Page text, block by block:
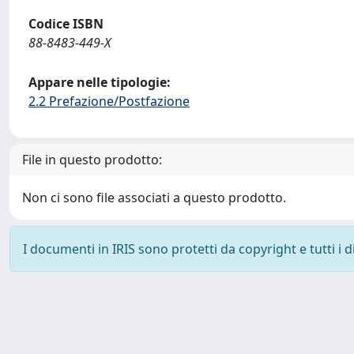
Codice ISBN
88-8483-449-X
Appare nelle tipologie:
2.2 Prefazione/Postfazione
File in questo prodotto:
Non ci sono file associati a questo prodotto.
I documenti in IRIS sono protetti da copyright e tutti i